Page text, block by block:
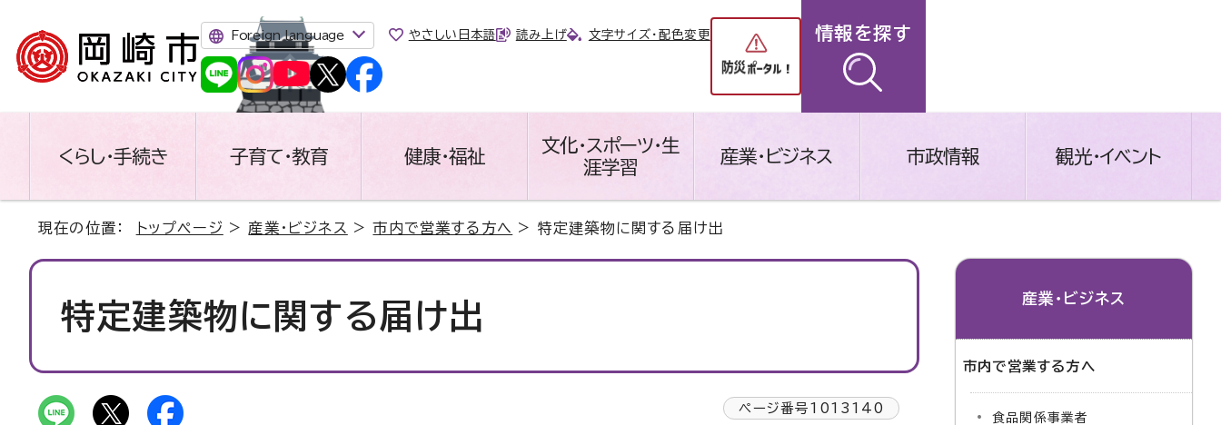
Foreign language やさしい日本語 読み上げ 文字サイズ・配色変更 情報を探す
くらし・手続き 子育て・教育 健康・福祉
文化・スポーツ・生
涯学習
産業・ビジネス 市政情報 観光・イベント
現在の位置： トップページ > 産業・ビジネス >市内で営業する方へ > 特定建築物に関する届け出
特定建築物に関する届け出
ページ番号 1013140
産業・ビジネス
市内で営業する方へ
食品関係事業者